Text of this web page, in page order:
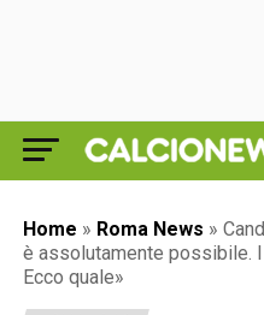
Home » Roma News »
è assolutamente possibile.
Ecco quale»